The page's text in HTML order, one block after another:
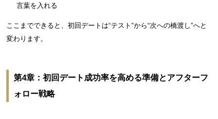
言葉を入れる
ここまでできると、初回デートは“テスト”から“次への橋渡し”へと
変わります。
第4章：初回デート成功率を高める準備とアフターフ
ォロー戦略